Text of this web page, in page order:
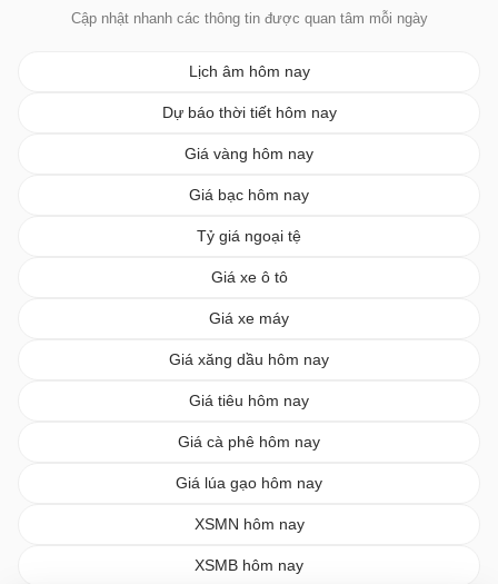
Cập nhật nhanh các thông tin được quan tâm mỗi ngày
Lịch âm hôm nay
Dự báo thời tiết hôm nay
Giá vàng hôm nay
Giá bạc hôm nay
Tỷ giá ngoại tệ
Giá xe ô tô
Giá xe máy
Giá xăng dầu hôm nay
Giá tiêu hôm nay
Giá cà phê hôm nay
Giá lúa gạo hôm nay
XSMN hôm nay
XSMB hôm nay